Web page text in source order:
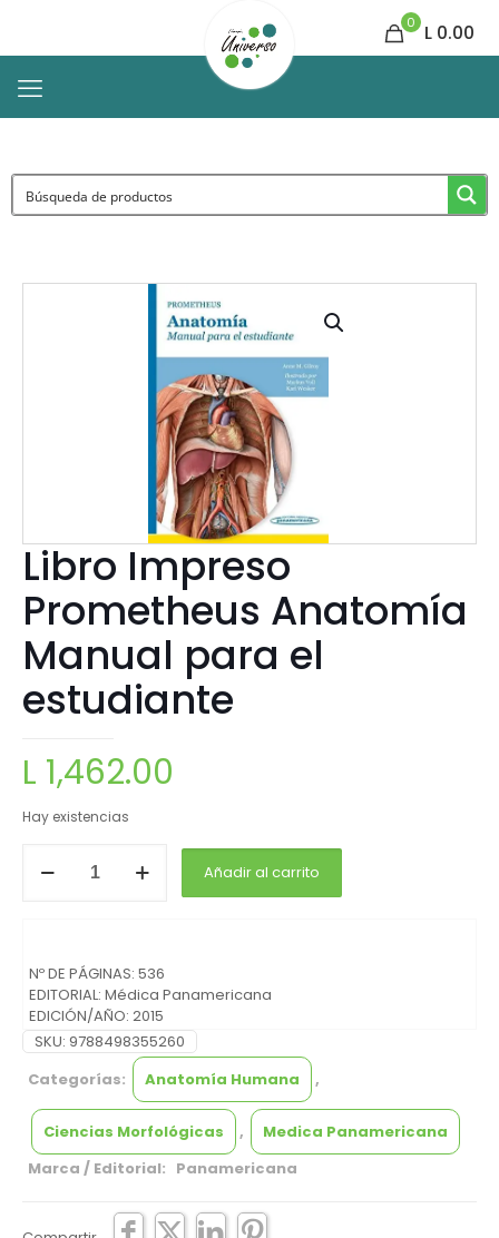
0 L 0.00
Libro Impreso
Prometheus Anatomía
Manual para el
estudiante
L 1,462.00
Hay existencias
Añadir al carrito
Nº DE PÁGINAS: 536
EDITORIAL: Médica Panamericana
EDICIÓN/AÑO: 2015
ENCUADERNACIÓN:Rústica
IDIOMA:Español
DIMENSIONES:
17 x 24 cm
SKU: 9788498355260
Categorías:
Anatomía Humana ,
Ciencias Morfológicas ,
Medica Panamericana
Marca / Editorial: Panamericana